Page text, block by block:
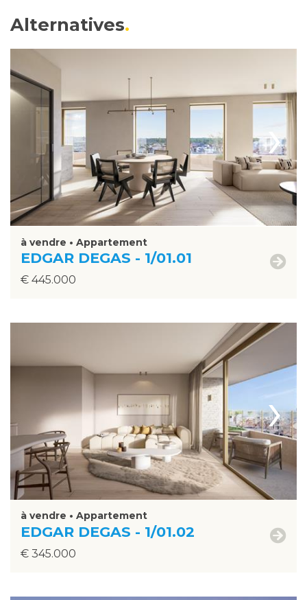
Alternatives
›
à vendre • Appartement
EDGAR DEGAS - 1/01.01
€ 445.000
›
à vendre • Appartement
EDGAR DEGAS - 1/01.02
€ 345.000